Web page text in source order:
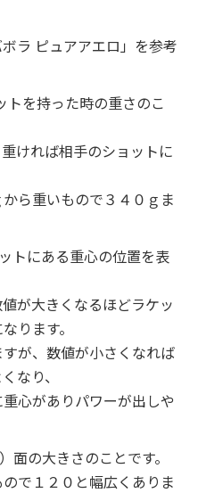
ラ ピュアアエロ」を参考
を持った時の重さのこ
ければ相手のショットに
ら重いもので３４０ｇま
トにある重心の位置を表
が大きくなるほどラケッ
ります。
が、数値が小さくなれば
なり、
心がありパワーが出しや
の大きさのことです。
で１２０と幅広くありま